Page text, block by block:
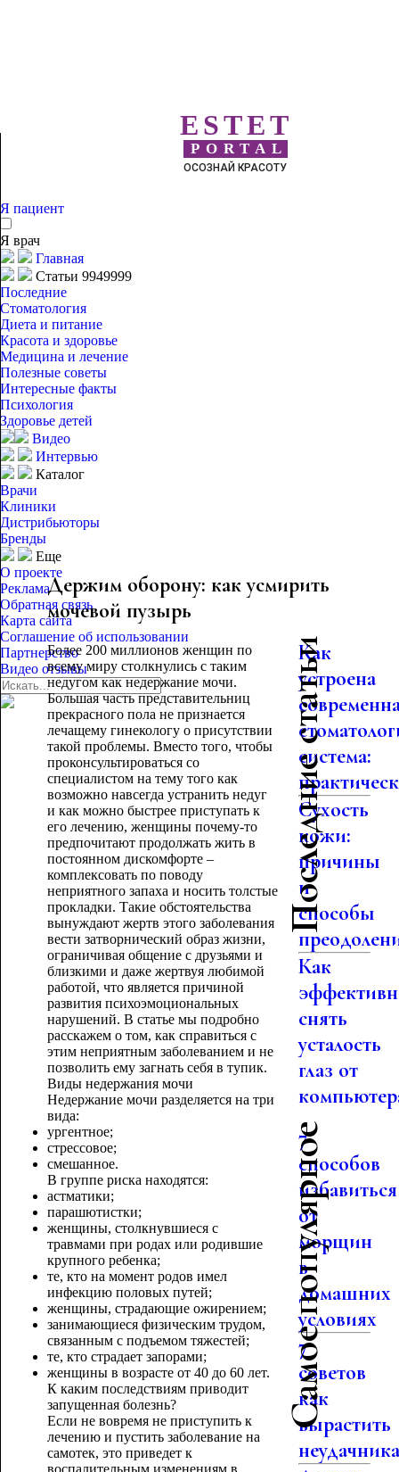
ESTET
PORTAL
ОСОЗНАЙ КРАСОТУ
Я пациент
Я врач
Главная
Статьи 9949999
Последние
Стоматология
Диета и питание
Красота и здоровье
Медицина и лечение
Полезные советы
Интересные факты
Психология
Здоровье детей
Видео
Интервью
Каталог
Врачи
Клиники
Дистрибьюторы
Бренды
Еще
О проекте
Реклама
Обратная связь
Карта сайта
Соглашение об использовании
Партнерство
Видео отзывы
Держим оборону: как усмирить
мочевой пузырь
Более 200 миллионов женщин по
всему миру столкнулись с таким
недугом как недержание мочи.
Большая часть представительниц
прекрасного пола не признается
лечащему гинекологу о присутствии
такой проблемы. Вместо того, чтобы
проконсультироваться со
специалистом на тему того как
возможно навсегда устранить недуг
и как можно быстрее приступать к
его лечению, женщины почему-то
предпочитают продолжать жить в
постоянном дискомфорте –
комплексовать по поводу
неприятного запаха и носить толстые
прокладки. Такие обстоятельства
вынуждают жертв этого заболевания
вести затворнический образ жизни,
ограничивая общение с друзьями и
близкими и даже жертвуя любимой
работой, что является причиной
развития психоэмоциональных
нарушений. В статье мы подробно
расскажем о том, как справиться с
этим неприятным заболеванием и не
позволить ему загнать себя в тупик.
Виды недержания мочи
Недержание мочи разделяется на три
вида:
ургентное;
стрессовое;
смешанное.
В группе риска находятся:
астматики;
парашютистки;
женщины, столкнувшиеся с
травмами при родах или родившие
крупного ребенка;
те, кто на момент родов имел
инфекцию половых путей;
женщины, страдающие ожирением;
занимающиеся физическим трудом,
связанным с подъемом тяжестей;
те, кто страдает запорами;
женщины в возрасте от 40 до 60 лет.
К каким последствиям приводит
запущенная болезнь?
Если не вовремя не приступить к
лечению и пустить заболевание на
самотек, это приведет к
воспалительным изменениям в
Последние статьи
Как
устроена
система:
Сухость
кожи:
причины
и
способы
Как
снять
усталость
глаз от
Самое популярное
7
способов
избавиться
от
морщин
в
домашних
условиях
7
советов
как
вырастить